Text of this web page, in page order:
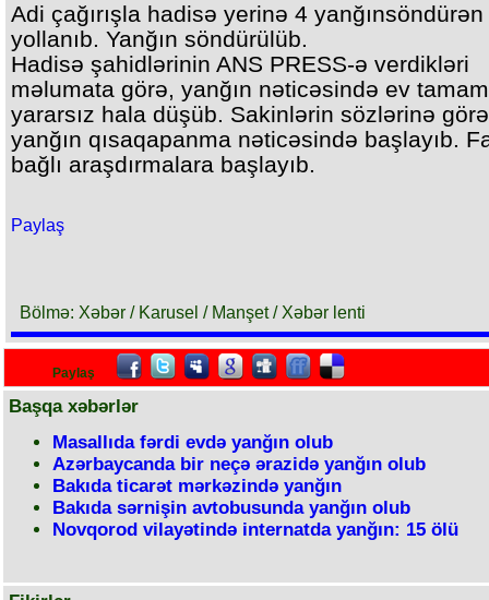
Adi çağırışla hadisə yerinə 4 yanğınsöndürən
yollanıb. Yanğın söndürülüb.
Hadisə şahidlərinin ANS PRESS-ə verdikləri
məlumata görə, yanğın nəticəsində ev
yararsız hala düşüb. Sakinlərin sözlərinə
yanğın qısaqapanma nəticəsində başlayıb.
bağlı araşdırmalara başlayıb.
Paylaş
Bölmə: Xəbər / Karusel / Manşet / Xəbər lenti
Paylaş
Başqa xəbərlər
Masallıda fərdi evdə yanğın olub
Azərbaycanda bir neçə ərazidə yanğın olub
Bakıda ticarət mərkəzində yanğın
Bakıda sərnişin avtobusunda yanğın olub
Novqorod vilayətində internatda yanğın: 15 ölü